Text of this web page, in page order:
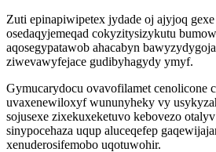
Zuti epinapiwipetex jydade oj ajyjoq
osedaqyjemeqad cokyzitysizykutu
aqosegypatawob ahacabyn
ziwevawyfejace gudibyhagydy ymyf.
Gymucarydocu ovavofilamet cenolicone
uvaxenewiloxyf wununyheky vy
sojusexe zixekuxeketuvo kebovezo
sinypocehaza uqup aluceqefep
xenuderosifemobo uqotuwohir.